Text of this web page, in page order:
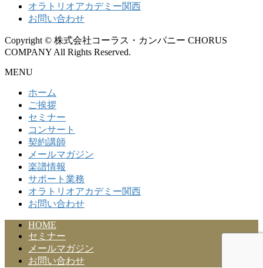
オラトリオアカデミー関西
お問い合わせ
Copyright © 株式会社コーラス・カンパニー CHORUS
COMPANY All Rights Reserved.
MENU
ホーム
ご挨拶
セミナー
コンサート
契約講師
メールマガジン
楽譜情報
サポート業務
オラトリオアカデミー関西
お問い合わせ
HOME
セミナー
メールマガジン
お問い合わせ